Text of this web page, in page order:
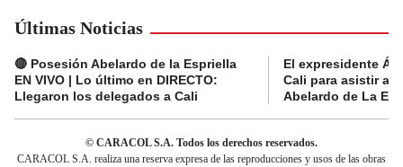
Últimas Noticias
🔴 Posesión Abelardo de la Espriella
EN VIVO | Lo último en DIRECTO:
Llegaron los delegados a Cali
El expresidente
Cali para asistir a
Abelardo de La
© CARACOL S.A. Todos los derechos reservados.
CARACOL S.A. realiza una reserva expresa de las reproducciones y usos de las obras